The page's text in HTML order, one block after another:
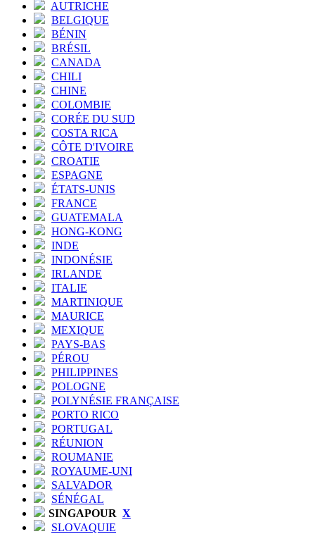
AUTRICHE
BELGIQUE
BÉNIN
BRÉSIL
CANADA
CHILI
CHINE
COLOMBIE
CORÉE DU SUD
COSTA RICA
CÔTE D'IVOIRE
CROATIE
ESPAGNE
ÉTATS-UNIS
FRANCE
GUATEMALA
HONG-KONG
INDE
INDONÉSIE
IRLANDE
ITALIE
MARTINIQUE
MAURICE
MEXIQUE
PAYS-BAS
PÉROU
PHILIPPINES
POLOGNE
POLYNÉSIE FRANÇAISE
PORTO RICO
PORTUGAL
RÉUNION
ROUMANIE
ROYAUME-UNI
SALVADOR
SÉNÉGAL
SINGAPOUR X
SLOVAQUIE